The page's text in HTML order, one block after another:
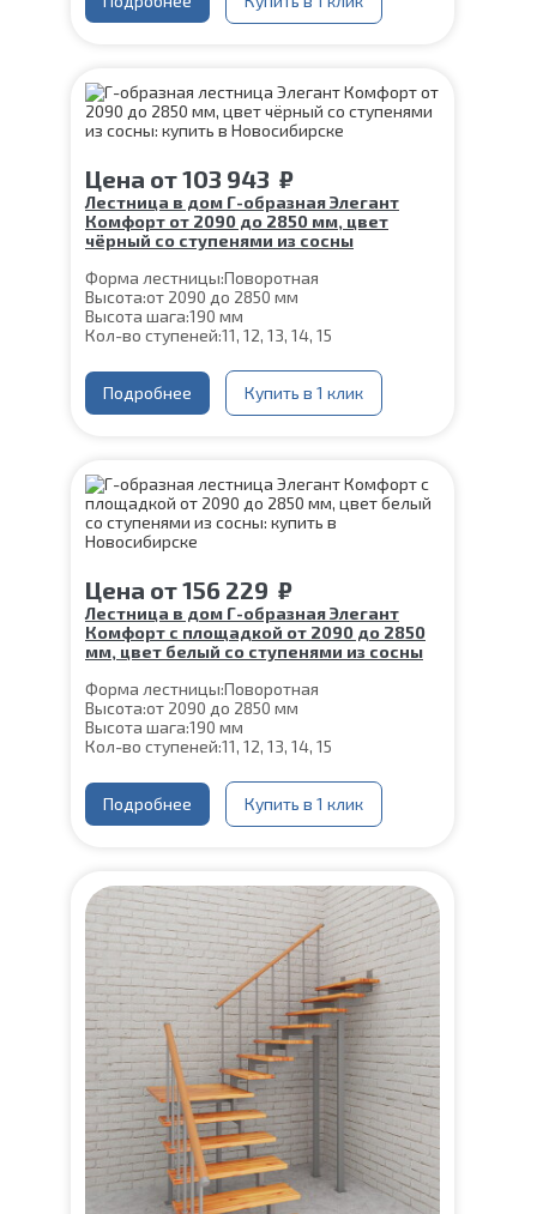
Конструкция:На двойном косоуре
Угол наклона: 39°
Срок гарантии (на металлокаркас):25 лет
Цена от103 943 ₽
Лестница в дом Г-образная Элегант
Комфорт от 2090 до 2850 мм, цвет
чёрный со ступенями из сосны
Форма лестницы:Поворотная
Высота:от 2090 до 2850 мм
Высота шага:190 мм
Кол-во ступеней:11, 12, 13, 14, 15
Глубина ступени:
300 мм
Материал каркаса:
Сталь
Конструкция:На двойном косоуре
Угол наклона: 39°
Срок гарантии (на металлокаркас):25 лет
Подробнее Купить в 1 клик
Цена от156 229 ₽
Лестница в дом Г-образная Элегант
Комфорт с площадкой от 2090 до 2850
мм, цвет белый со ступенями из сосны
Форма лестницы:Поворотная
Высота:от 2090 до 2850 мм
Высота шага:190 мм
Кол-во ступеней:11, 12, 13, 14, 15
Глубина ступени:
300 мм
Ширина марша:
900 мм
Материал каркаса:Сталь
Угол наклона:39°
Срок гарантии (на металлокаркас):25 лет
Подробнее Купить в 1 клик